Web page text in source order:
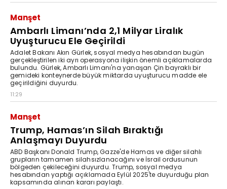
Manşet
Ambarlı Limanı’nda 2,1 Milyar Liralık
Uyuşturucu Ele Geçirildi
Adalet Bakanı Akın Gürlek, sosyal medya hesabından bugün
gerçekleştirilen iki ayrı operasyona ilişkin önemli açıklamalarda
bulundu. Gürlek, Ambarlı Limanı'na yanaşan Çin bayraklı bir
gemideki konteynerde büyük miktarda uyuşturucu madde ele
geçirildiğini duyurdu.
11:29
Manşet
Trump, Hamas’ın Silah Bıraktığı
Anlaşmayı Duyurdu
ABD Başkanı Donald Trump, Gazze'de Hamas ve diğer silahlı
grupların tamamen silahsızlanacağını ve İsrail ordusunun
bölgeden çekileceğini duyurdu. Trump, sosyal medya
hesabından yaptığı açıklamada Eylül 2025'te duyurduğu plan
kapsamında alınan kararı paylaştı.